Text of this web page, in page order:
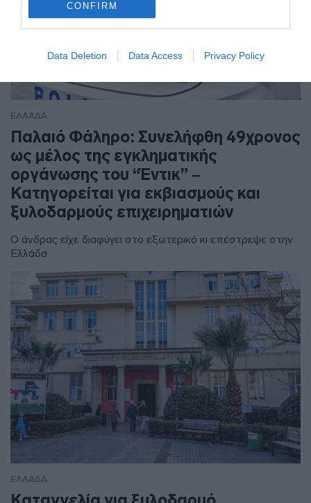
CONFIRM
Data Deletion Data Access Privacy Policy
ΕΛΛΑΔΑ
Παλαιό Φάληρο: Συνελήφθη 49χρονος
ως μέλος της εγκληματικής
οργάνωσης του “Έντικ” –
Κατηγορείται για εκβιασμούς και
ξυλοδαρμούς επιχειρηματιών
Ο άνδρας είχε διαφύγει στο εξωτερικό κι επέστρεψε στην
Ελλάδα
ΕΛΛΑΔΑ